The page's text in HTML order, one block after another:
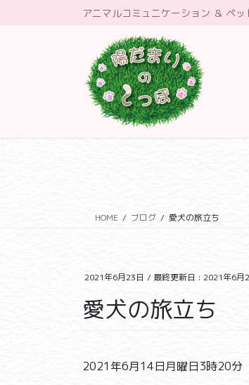
アニマルコミュニケーション ＆ ペ
HOME ブログ 愛犬の旅立ち
2021年6月23日 / 最終更新日 : 2021年6月
愛犬の旅立ち
2021年6月14日月曜日3時20分